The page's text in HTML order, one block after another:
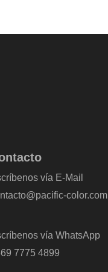
vía E-Mail
color.com
vía WhatsApp
7775 4899